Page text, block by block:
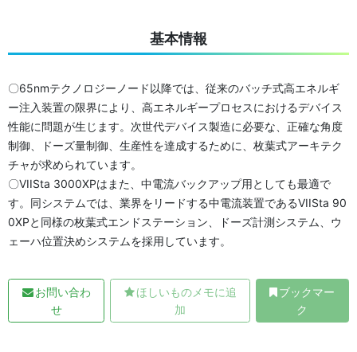
基本情報
〇65nmテクノロジーノード以降では、従来のバッチ式高エネルギ
ー注入装置の限界により、高エネルギープロセスにおけるデバイス
性能に問題が生じます。次世代デバイス製造に必要な、正確な角度
制御、ドーズ量制御、生産性を達成するために、枚葉式アーキテク
チャが求められています。
〇VIISta 3000XPはまた、中電流バックアップ用としても最適で
す。同システムでは、業界をリードする中電流装置であるVIISta 90
0XPと同様の枚葉式エンドステーション、ドーズ計測システム、ウ
ェーハ位置決めシステムを採用しています。
お問い合わ
せ
ほしいものメモに追
加
ブックマー
ク